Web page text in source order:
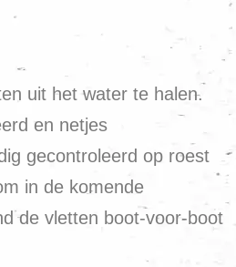
uit het water te halen.
en netjes
gecontroleerd op roest
in de komende
de vletten boot-voor-boot